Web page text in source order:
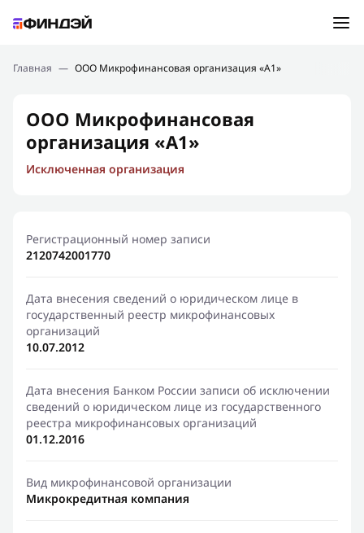
Подбор займа
Новости
Финансовое просвещение
Главная — ООО Микрофинансовая организация «А1»
ООО Микрофинансовая
организация «А1»
Исключенная организация
Регистрационный номер записи
2120742001770
Дата внесения сведений о юридическом лице в
государственный реестр микрофинансовых
организаций
10.07.2012
Дата внесения Банком России записи об исключении
сведений о юридическом лице из государственного
реестра микрофинансовых организаций
01.12.2016
Вид микрофинансовой организации
Микрокредитная компания
Ошибка:Контактная форма не найдена.
Спасибо, что написали нам
Мы свяжемся с Вами в ближайшее время и сообщим
результат
Отправить новый запрос